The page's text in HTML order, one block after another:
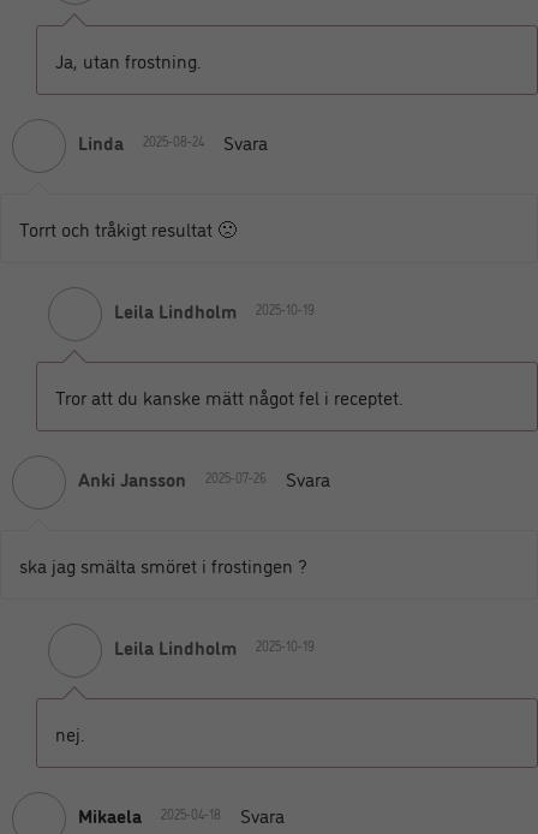
Ja, utan frostning.
Linda 2025-08-24 Svara
Torrt och tråkigt resultat 🙁
Leila Lindholm 2025-10-19
Tror att du kanske mätt något fel i receptet.
Anki Jansson 2025-07-26 Svara
ska jag smälta smöret i frostingen ?
Leila Lindholm 2025-10-19
nej.
Mikaela 2025-04-18 Svara